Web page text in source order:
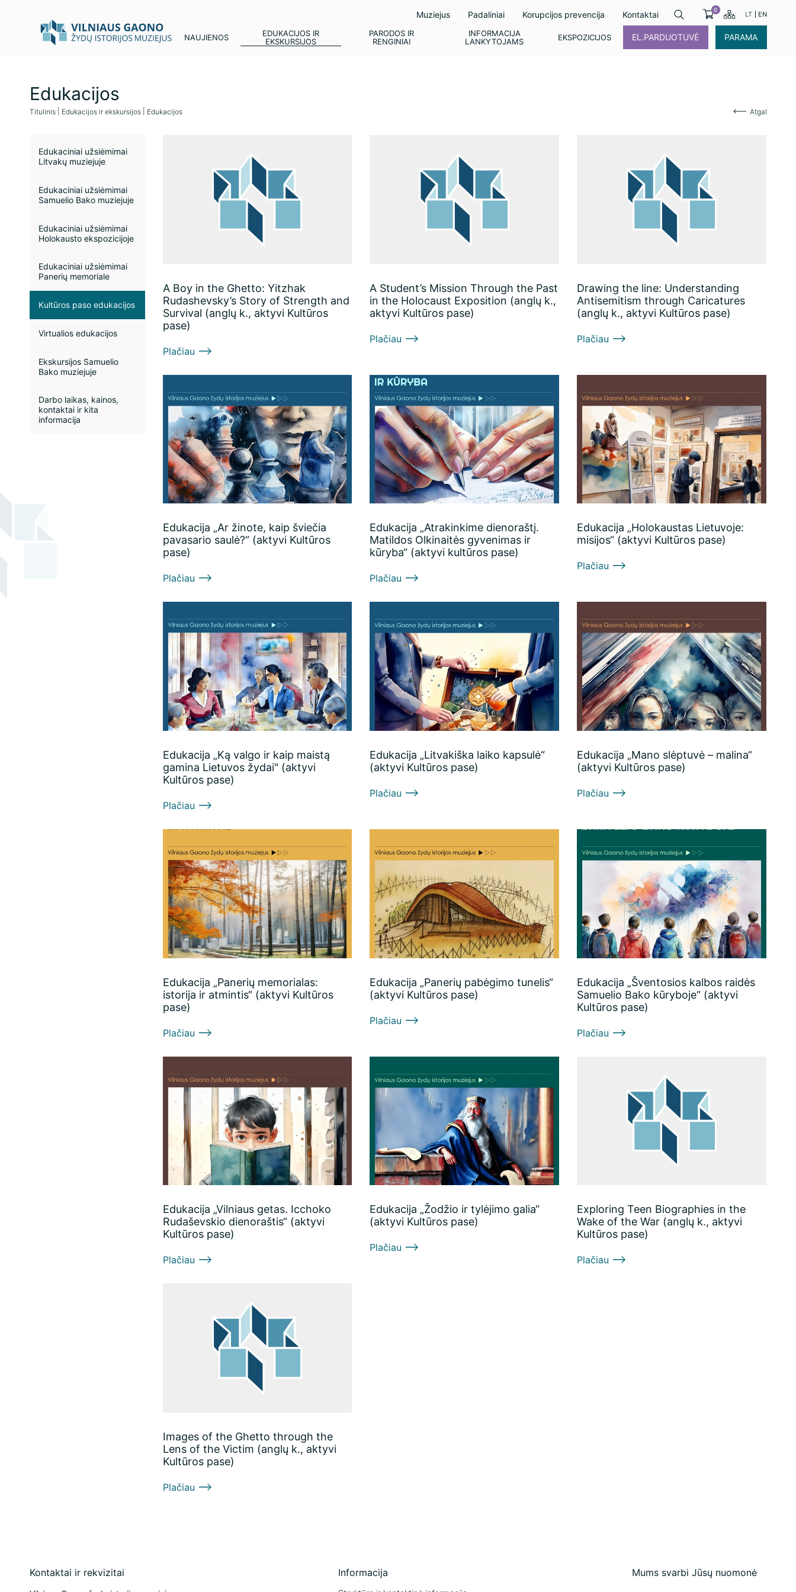
Muziejus Padaliniai Korupcijos prevencija Kontaktai 0
LT EN
NAUJIENOS
EDUKACIJOS IR
EKSKURSIJOS
PARODOS IR
RENGINIAI
INFORMACIJA
LANKYTOJAMS
EKSPOZICIJOS EL.PARDUOTUVĖ PARAMA
Edukacijos
Titulinis Edukacijos ir ekskursijos Edukacijos Atgal
Edukaciniai užsiėmimai
Litvakų muziejuje
Edukaciniai užsiėmimai
Samuelio Bako muziejuje
Edukaciniai užsiėmimai
Holokausto ekspozicijoje
Edukaciniai užsiėmimai
Panerių memoriale
Kultūros paso edukacijos
Virtualios edukacijos
Ekskursijos Samuelio
Bako muziejuje
Darbo laikas, kainos,
kontaktai ir kita
informacija
A Boy in the Ghetto: Yitzhak
Rudashevsky’s Story of Strength and
Survival (anglų k., aktyvi Kultūros
pase)
Plačiau
A Student’s Mission Through the Past
in the Holocaust Exposition (anglų k.,
aktyvi Kultūros pase)
Plačiau
Drawing the line: Understanding
Antisemitism through Caricatures
(anglų k., aktyvi Kultūros pase)
Plačiau
Edukacija „Ar žinote, kaip šviečia
pavasario saulė?“ (aktyvi Kultūros
pase)
Plačiau
Edukacija „Atrakinkime dienoraštį.
Matildos Olkinaitės gyvenimas ir
kūryba“ (aktyvi kultūros pase)
Plačiau
Edukacija „Holokaustas Lietuvoje:
misijos“ (aktyvi Kultūros pase)
Plačiau
Edukacija „Ką valgo ir kaip maistą
gamina Lietuvos žydai" (aktyvi
Kultūros pase)
Plačiau
Edukacija „Litvakiška laiko kapsulė“
(aktyvi Kultūros pase)
Plačiau
Edukacija „Mano slėptuvė – malina“
(aktyvi Kultūros pase)
Plačiau
Edukacija „Panerių memorialas:
istorija ir atmintis“ (aktyvi Kultūros
pase)
Plačiau
Edukacija „Panerių pabėgimo tunelis“
(aktyvi Kultūros pase)
Plačiau
Edukacija „Šventosios kalbos raidės
Samuelio Bako kūryboje“ (aktyvi
Kultūros pase)
Plačiau
Edukacija „Vilniaus getas. Icchoko
Rudaševskio dienoraštis“ (aktyvi
Kultūros pase)
Plačiau
Edukacija „Žodžio ir tylėjimo galia“
(aktyvi Kultūros pase)
Plačiau
Exploring Teen Biographies in the
Wake of the War (anglų k., aktyvi
Kultūros pase)
Plačiau
Images of the Ghetto through the
Lens of the Victim (anglų k., aktyvi
Kultūros pase)
Plačiau
Kontaktai ir rekvizitai Informacija Mums svarbi Jūsų nuomonė